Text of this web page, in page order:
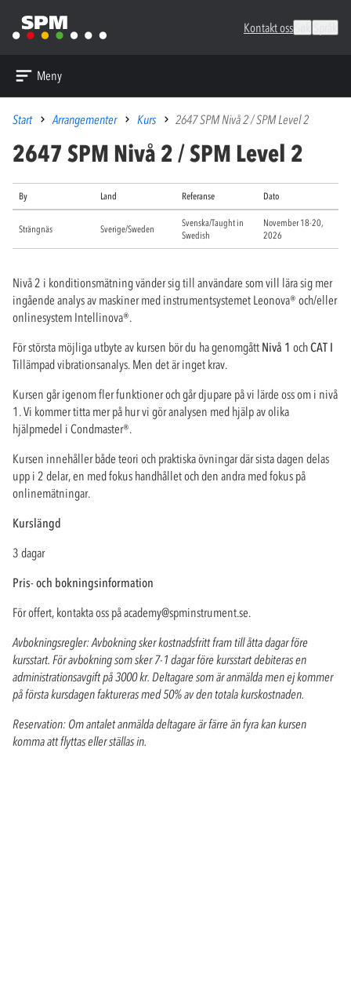
Kontakt oss
Meny
Start Arrangementer Kurs 2647 SPM Nivå 2 / SPM Level 2
2647 SPM Nivå 2 / SPM Level 2
By Land Referanse Dato
Strängnäs Sverige/Sweden
Svenska/Taught in
Swedish
November 18-20,
2026
Nivå 2 i konditionsmätning vänder sig till användare som vill lära sig mer
ingående analys av maskiner med instrumentsystemet Leonova® och/eller
onlinesystem Intellinova®.
För största möjliga utbyte av kursen bör du ha genomgått Nivå 1 ochCAT I
Tillämpad vibrationsanalys. Men det är inget krav.
Kursen går igenom fler funktioner och går djupare på vi lärde oss om i nivå
1. Vi kommer titta mer på hur vi gör analysen med hjälp av olika
hjälpmedel i Condmaster®.
Kursen innehåller både teori och praktiska övningar där sista dagen delas
upp i 2 delar, en med fokus handhållet och den andra med fokus på
onlinemätningar.
Kurslängd
3 dagar
Pris- och bokningsinformation
För offert, kontakta oss påacademy@spminstrument.se.
Avbokningsregler: Avbokning sker kostnadsfritt fram till åtta dagar före
kursstart. För avbokning som sker 7-1 dagar före kursstart debiteras en
administrationsavgift på 3000 kr. Deltagare som är anmälda men ej kommer
på första kursdagen faktureras med 50% av den totala kurskostnaden.
Reservation: Om antalet anmälda deltagare är färre än fyra kan kursen
komma att flyttas eller ställas in.